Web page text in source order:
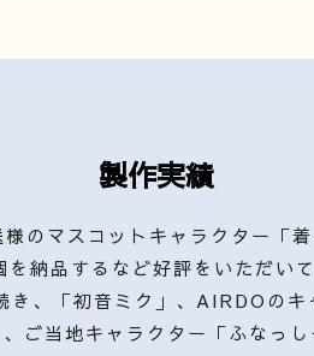
製作実績
のマスコットキャラクター「
納品するなど好評をいただいて
き、「初音ミク」、AIRDOのキ
ご当地キャラクター「ふなっ